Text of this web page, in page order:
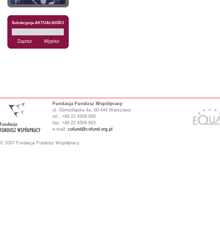
Subskrypcja AKTUALNOŚCI
Fundacja Fundusz Współpracy
ul. Górnośląska 4a, 00-444 Warszawa
tel.: +48 22 4509 800
fax: +48 22 4509 803
e-mail: cofund@cofund.org.pl
© 2007 Fundacja Fundusz Współpracy